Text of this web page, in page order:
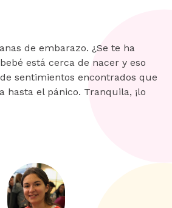
de embarazo. ¿Se te ha
está cerca de nacer y eso
sentimientos encontrados que
hasta el pánico. Tranquila, ¡lo